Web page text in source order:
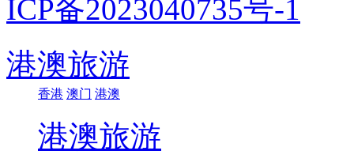
ICP备2023040735号-1
港澳旅游
香港 澳门 港澳
港澳旅游